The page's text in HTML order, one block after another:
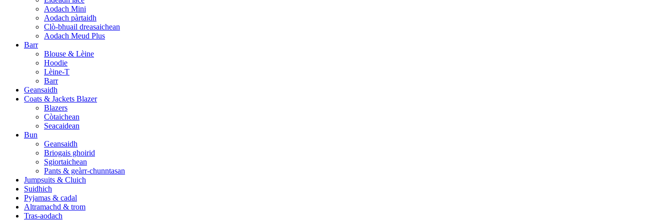
Aodach Mini
Aodach pàrtaidh
Clò-bhuail dreasaichean
Aodach Meud Plus
Barr
Blouse & Lèine
Hoodie
Lèine-T
Barr
Geansaidh
Coats & Jackets Blazer
Blazers
Còtaichean
Seacaidean
Bun
Geansaidh
Briogais ghoirid
Sgiortaichean
Pants & geàrr-chunntasan
Jumpsuits & Cluich
Suidhich
Pyjamas & cadal
Altramachd & trom
Tras-aodach